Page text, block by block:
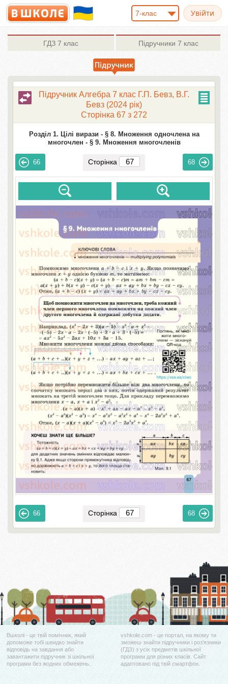
7-клас
ГДЗ 7 клас Підручники 7 клас
Підручник Алгебра 7 клас Г.П. Бевз, В.Г.
Бевз (2024 рік)
Сторінка 67 з 272
Розділ 1. Цілі вирази - § 8. Множення одночлена на
многочлен - § 9. Множення многочленів
66 Сторінка 68
66 Сторінка 68
Вшколі - це твій помічник, який
допоможе тобі швидко знайти
відповідь на завдання або
завантажити підручник зі шкільної
програми без жодних обмежень.
vshkole.com - це портал, на якому ти
зможеш знайти підручники і роз'язники
(ГДЗ) з усіх предметів шкільної
програми для різних класів. Сайт
адаптовано під твій смартфон.